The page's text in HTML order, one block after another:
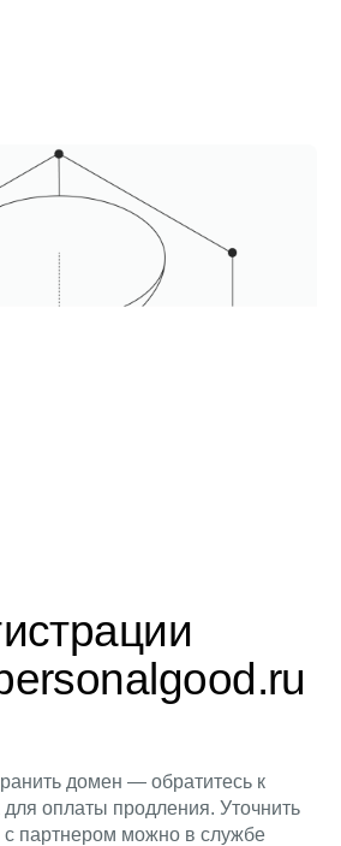
домен — обратитесь к
оплаты продления. Уточнить
с партнером можно в службе